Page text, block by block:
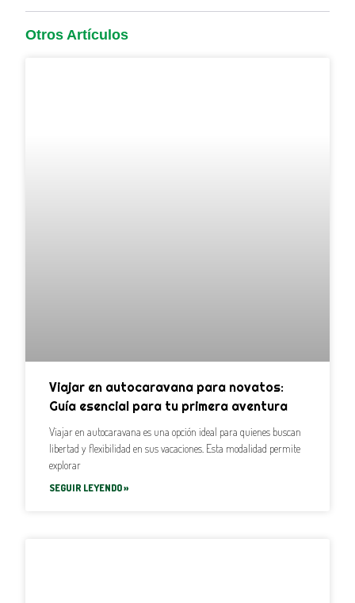
Otros Artículos
Viajar en autocaravana para novatos:
Guía esencial para tu primera aventura
Viajar en autocaravana es una opción ideal para quienes buscan
libertad y flexibilidad en sus vacaciones. Esta modalidad permite
explorar
SEGUIR LEYENDO »